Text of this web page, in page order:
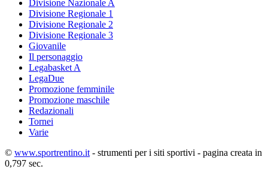
Divisione Nazionale A
Divisione Regionale 1
Divisione Regionale 2
Divisione Regionale 3
Giovanile
Il personaggio
Legabasket A
LegaDue
Promozione femminile
Promozione maschile
Redazionali
Tornei
Varie
© www.sportrentino.it - strumenti per i siti sportivi - pagina creata in
0,797 sec.